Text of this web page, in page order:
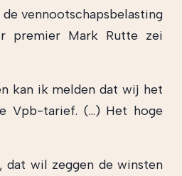
vennootschapsbelasting
premier Mark Rutte zei
kan ik melden dat wij het
Vpb-tarief. (…) Het hoge
wil zeggen de winsten